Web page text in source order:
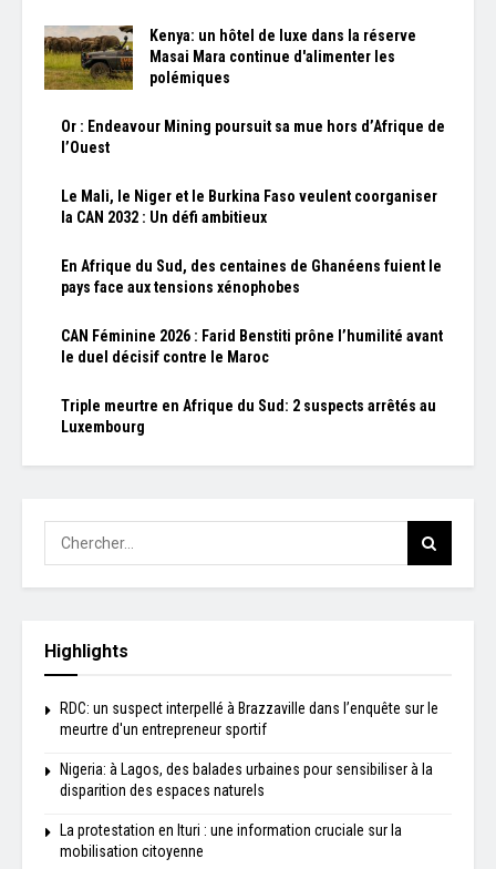
Kenya: un hôtel de luxe dans la réserve
Masai Mara continue d'alimenter les
polémiques
Or : Endeavour Mining poursuit sa mue hors d’Afrique de
l’Ouest
Le Mali, le Niger et le Burkina Faso veulent coorganiser
la CAN 2032 : Un défi ambitieux
En Afrique du Sud, des centaines de Ghanéens fuient le
pays face aux tensions xénophobes
CAN Féminine 2026 : Farid Benstiti prône l’humilité avant
le duel décisif contre le Maroc
Triple meurtre en Afrique du Sud: 2 suspects arrêtés au
Luxembourg
Highlights
RDC: un suspect interpellé à Brazzaville dans l’enquête sur le
meurtre d'un entrepreneur sportif
Nigeria: à Lagos, des balades urbaines pour sensibiliser à la
disparition des espaces naturels
La protestation en Ituri : une information cruciale sur la
mobilisation citoyenne